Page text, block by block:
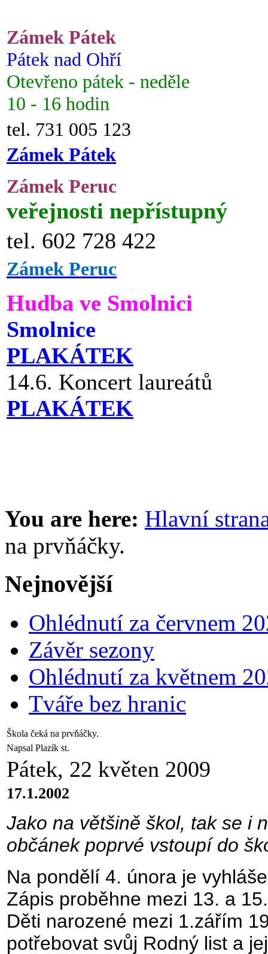
Zámek Pátek
Pátek nad Ohří
Otevřeno pátek - neděle
10 - 16 hodin
tel. 731 005 123
Zámek Pátek
Zámek Peruc
veřejnosti nepřístupný
tel. 602 728 422
Zámek Peruc
Hudba ve Smolnici
Smolnice
PLAKÁTEK
14.6. Koncert laureátů
PLAKÁTEK
You are here: Hlavní
na prvňáčky.
Nejnovější
Ohlédnutí za červnem
Závěr sezony
Ohlédnutí za květnem
Tváře bez hranic
Škola čeká na prvňáčky.
Napsal Plazík st.
Pátek, 22 květen 2009
17.1.2002
Jako na většině škol, tak se i
občánek poprvé vstoupí do
Na pondělí 4. února je
Zápis proběhne mezi 13. a
Děti narozené mezi 1.zářím
potřebovat svůj Rodný list a